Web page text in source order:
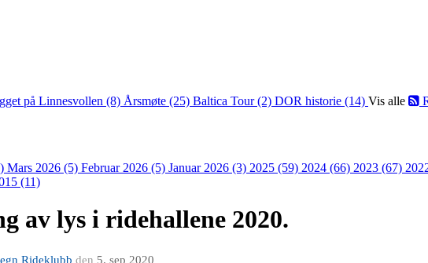
på Linnesvollen (8) Årsmøte (25) Baltica Tour (2) DOR historie (14) Vis alle
Mars 2026 (5) Februar 2026 (5) Januar 2026 (3) 2025 (59) 2024 (66) 2023 (67)
(11)
av lys i ridehallene 2020.
Rideklubb den 5. sep 2020